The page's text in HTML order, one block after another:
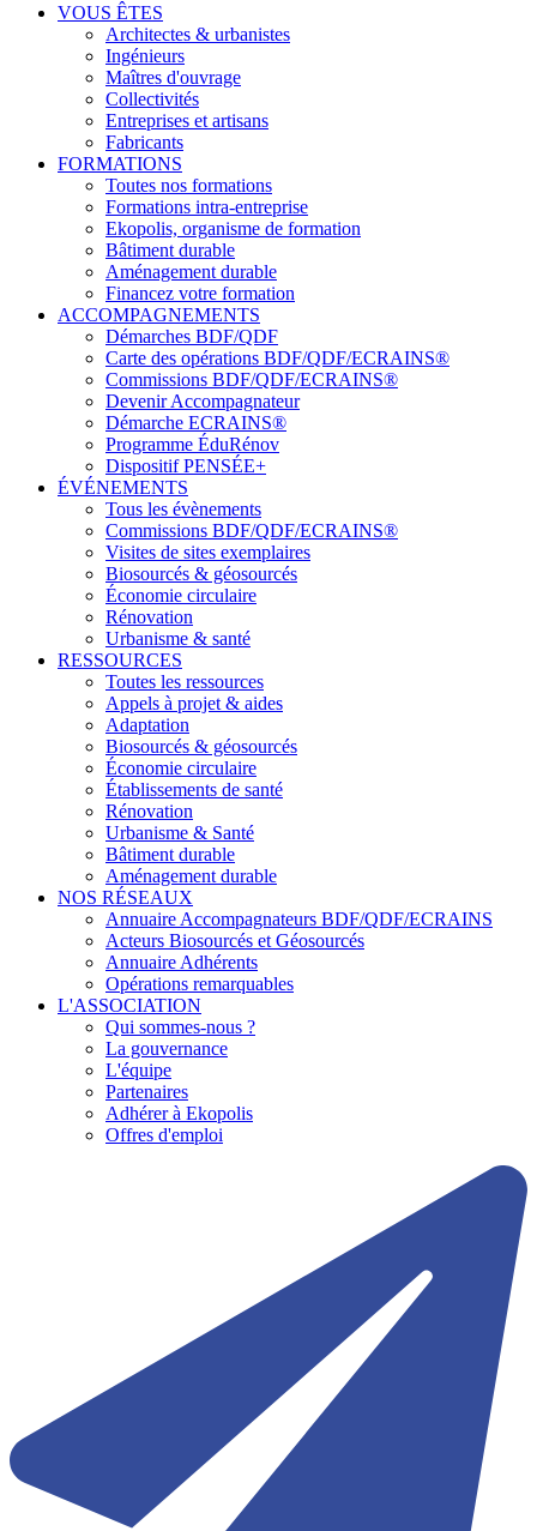
VOUS ÊTES
Architectes & urbanistes
Ingénieurs
Maîtres d'ouvrage
Collectivités
Entreprises et artisans
Fabricants
FORMATIONS
Toutes nos formations
Formations intra-entreprise
Ekopolis, organisme de formation
Bâtiment durable
Aménagement durable
Financez votre formation
ACCOMPAGNEMENTS
Démarches BDF/QDF
Carte des opérations BDF/QDF/ECRAINS®
Commissions BDF/QDF/ECRAINS®
Devenir Accompagnateur
Démarche ECRAINS®
Programme ÉduRénov
Dispositif PENSÉE+
ÉVÉNEMENTS
Tous les évènements
Commissions BDF/QDF/ECRAINS®
Visites de sites exemplaires
Biosourcés & géosourcés
Économie circulaire
Rénovation
Urbanisme & santé
RESSOURCES
Toutes les ressources
Appels à projet & aides
Adaptation
Biosourcés & géosourcés
Économie circulaire
Établissements de santé
Rénovation
Urbanisme & Santé
Bâtiment durable
Aménagement durable
NOS RÉSEAUX
Annuaire Accompagnateurs BDF/QDF/ECRAINS
Acteurs Biosourcés et Géosourcés
Annuaire Adhérents
Opérations remarquables
L'ASSOCIATION
Qui sommes-nous ?
La gouvernance
L'équipe
Partenaires
Adhérer à Ekopolis
Offres d'emploi